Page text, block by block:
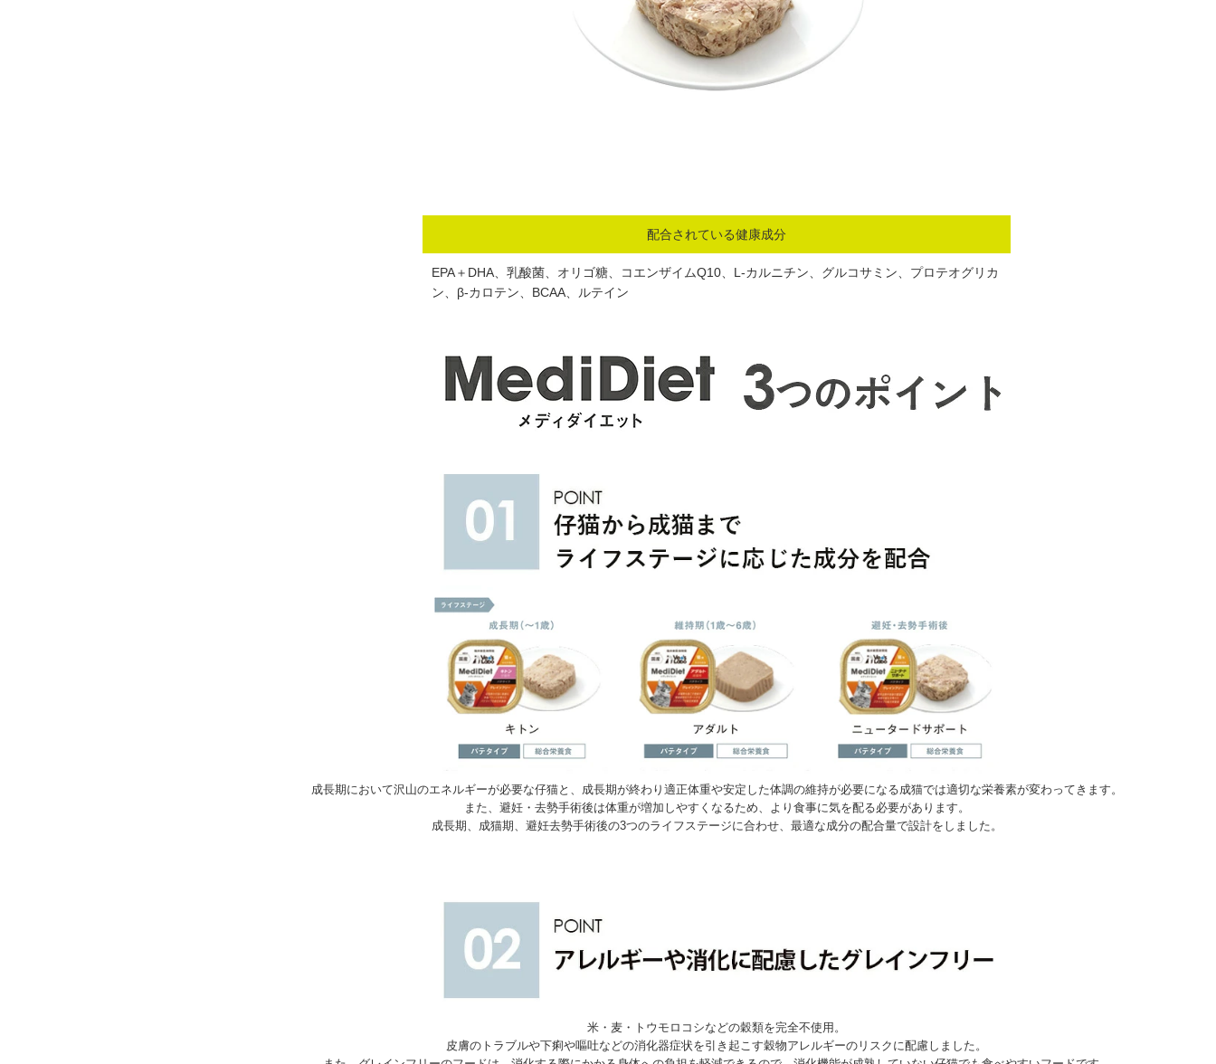
配合されている健康成分
EPA＋DHA、乳酸菌、オリゴ糖、コエンザイムQ10、L-カルニチン、グルコサミン、プロテオグリカ
ン、β-カロテン、BCAA、ルテイン
成長期において沢山のエネルギーが必要な仔猫と、成長期が終わり適正体重や安定した体調の維持が必要になる成猫では適切な栄養素が変わってきます。
また、避妊・去勢手術後は体重が増加しやすくなるため、より食事に気を配る必要があります。
成長期、成猫期、避妊去勢手術後の3つのライフステージに合わせ、最適な成分の配合量で設計をしました。
米・麦・トウモロコシなどの穀類を完全不使用。
皮膚のトラブルや下痢や嘔吐などの消化器症状を引き起こす穀物アレルギーのリスクに配慮しました。